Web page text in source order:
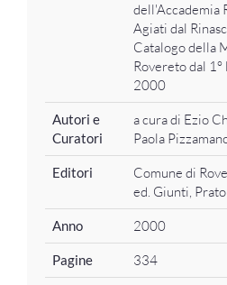
dell'Accademia
Agiati dal
Catalogo della
Rovereto dal
2000
Autori e
Curatori
a cura di Ezio
Paola
Editori
Comune di
ed. Giunti, Prato
Anno 2000
Pagine 334